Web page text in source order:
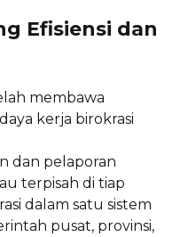
Efisiensi dan
membawa
kerja birokrasi
dan pelaporan
terpisah di tiap
dalam satu sistem
pusat, provinsi,